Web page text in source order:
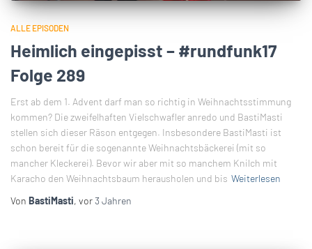
ALLE EPISODEN
Heimlich eingepisst – #rundfunk17
Folge 289
Erst ab dem 1. Advent darf man so richtig in Weihnachtsstimmung
kommen? Die zweifelhaften Vielschwafler anredo und BastiMasti
stellen sich dieser Räson entgegen. Insbesondere BastiMasti ist
schon bereit für die sogenannte Weihnachtsbäckerei (mit so
mancher Kleckerei). Bevor wir aber mit so manchem Knilch mit
Karacho den Weihnachtsbaum herausholen und bis Weiterlesen
Von BastiMasti, vor3 Jahren